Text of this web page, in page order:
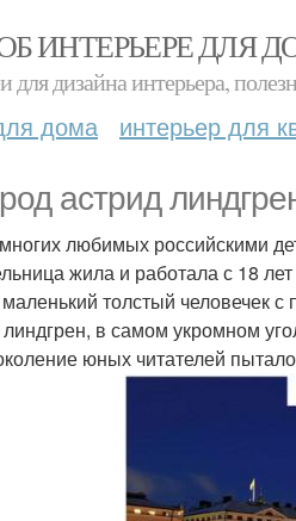
ИНТЕРЬЕРЕ ДЛЯ
для дизайна интерьера,
дома интерьер для
астрид
любимых российскими
жила и работала с 18
толстый человечек
линдгрен, в самом укромном
юных читателей